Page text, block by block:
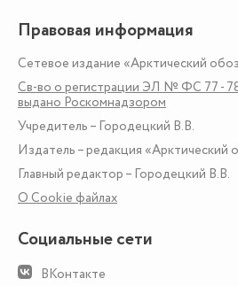
Правовая информация
Сетевое издание «Арктический
Св-во о регистрации ЭЛ № ФС 77 -
выдано Роскомнадзором
Учредитель – Городецкий В.В.
Издатель – редакция «Арктический
Главный редактор – Городецкий В.В.
О Сookie файлах
Социальные сети
ВКонтакте